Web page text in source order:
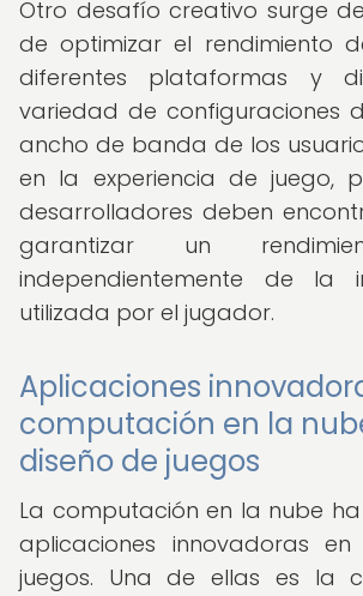
Otro desafío creativo surge
de optimizar el rendimiento
diferentes plataformas y
variedad de configuraciones
ancho de banda de los
en la experiencia de juego,
desarrolladores deben
garantizar un
independientemente de la
utilizada por el jugador.
Aplicaciones
computación en la
diseño de juegos
La computación en la nube
aplicaciones innovadoras
juegos. Una de ellas es la